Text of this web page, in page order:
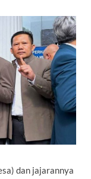
dan jajarannya